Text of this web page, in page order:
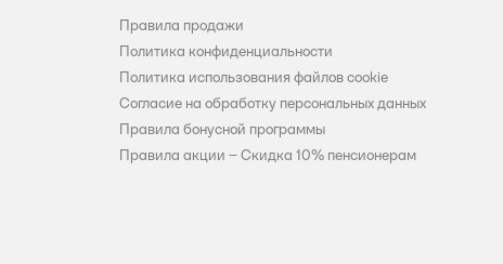
Правила продажи
Политика конфиденциальности
Политика использования файлов cookie
Согласие на обработку персональных данных
Правила бонусной программы
Правила акции – Скидка 10% пенсионерам